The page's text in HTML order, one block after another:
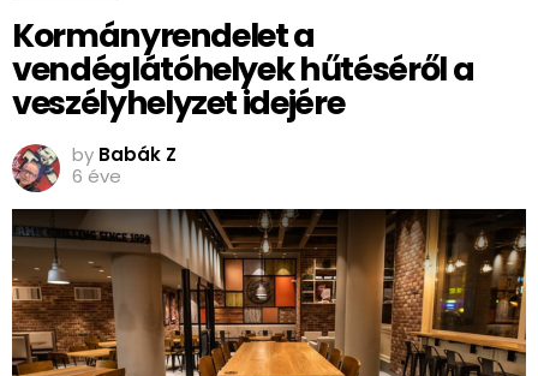
Kormányrendelet a
vendéglátóhelyek hűtéséről a
veszélyhelyzet idejére
by Babák Z
6 éve